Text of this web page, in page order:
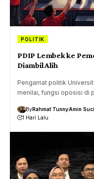
POLITIK
PDIP Lembek ke
Diambil Alih
Pengamat politik
menilai, fungsi oposisi di
ByRahmat TunnyAmin
1 Hari Lalu